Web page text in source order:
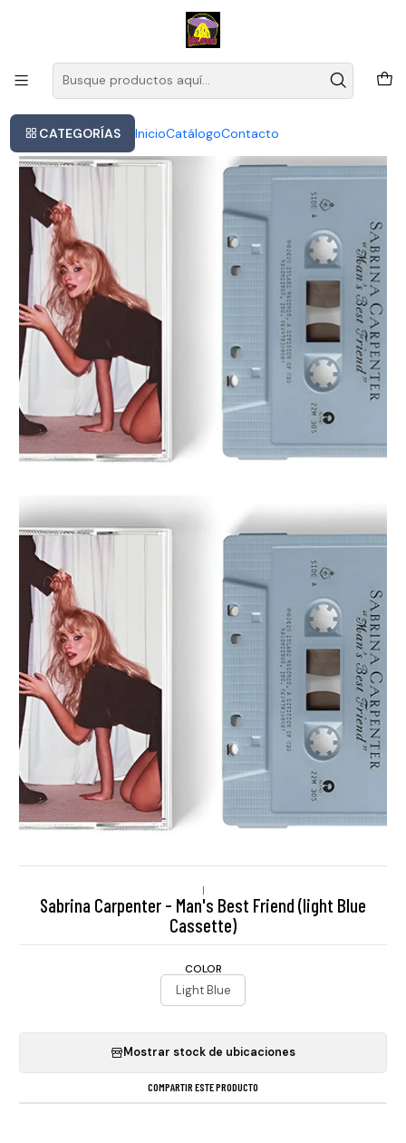
CATEGORÍAS InicioCatálogoContacto
Este es el texto del slide
|
Sabrina Carpenter - Man's Best Friend (light Blue
Cassette)
COLOR
Light Blue
Mostrar stock de ubicaciones
COMPARTIR ESTE PRODUCTO